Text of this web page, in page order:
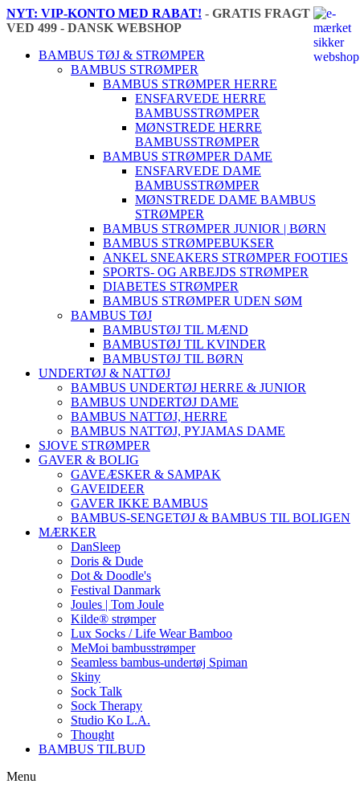
NYT: VIP-KONTO MED RABAT! - GRATIS FRAGT
VED 499 - DANSK WEBSHOP
BAMBUS TØJ & STRØMPER
BAMBUS STRØMPER
BAMBUS STRØMPER HERRE
ENSFARVEDE HERRE
BAMBUSSTRØMPER
MØNSTREDE HERRE
BAMBUSSTRØMPER
BAMBUS STRØMPER DAME
ENSFARVEDE DAME
BAMBUSSTRØMPER
MØNSTREDE DAME BAMBUS
STRØMPER
BAMBUS STRØMPER JUNIOR | BØRN
BAMBUS STRØMPEBUKSER
ANKEL SNEAKERS STRØMPER FOOTIES
SPORTS- OG ARBEJDS STRØMPER
DIABETES STRØMPER
BAMBUS STRØMPER UDEN SØM
BAMBUS TØJ
BAMBUSTØJ TIL MÆND
BAMBUSTØJ TIL KVINDER
BAMBUSTØJ TIL BØRN
UNDERTØJ & NATTØJ
BAMBUS UNDERTØJ HERRE & JUNIOR
BAMBUS UNDERTØJ DAME
BAMBUS NATTØJ, HERRE
BAMBUS NATTØJ, PYJAMAS DAME
SJOVE STRØMPER
GAVER & BOLIG
GAVEÆSKER & SAMPAK
GAVEIDEER
GAVER IKKE BAMBUS
BAMBUS-SENGETØJ & BAMBUS TIL BOLIGEN
MÆRKER
DanSleep
Doris & Dude
Dot & Doodle's
Festival Danmark
Joules | Tom Joule
Kilde® strømper
Lux Socks / Life Wear Bamboo
MeMoi bambusstrømper
Seamless bambus-undertøj Spiman
Skiny
Sock Talk
Sock Therapy
Studio Ko L.A.
Thought
BAMBUS TILBUD
Menu